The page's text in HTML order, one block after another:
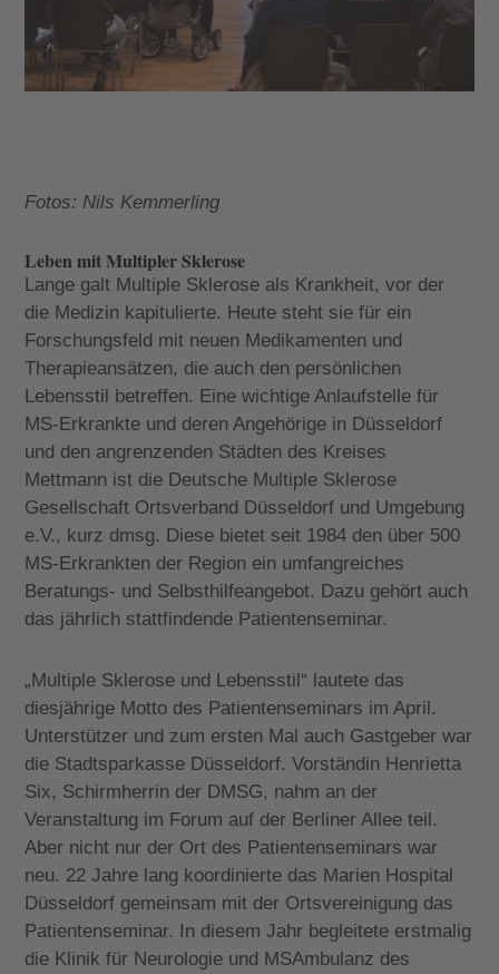
Fotos: Nils Kemmerling
Leben mit Multipler Sklerose
Lange galt Multiple Sklerose als Krankheit, vor der
die Medizin kapitulierte. Heute steht sie für ein
Forschungsfeld mit neuen Medikamenten und
Therapieansätzen, die auch den persönlichen
Lebensstil betreffen. Eine wichtige Anlaufstelle für
MS-Erkrankte und deren Angehörige in Düsseldorf
und den angrenzenden Städten des Kreises
Mettmann ist die Deutsche Multiple Sklerose
Gesellschaft Ortsverband Düsseldorf und Umgebung
e.V., kurz dmsg. Diese bietet seit 1984 den über 500
MS-Erkrankten der Region ein umfangreiches
Beratungs- und Selbsthilfeangebot. Dazu gehört auch
das jährlich stattfindende Patientenseminar.
„Multiple Sklerose und Lebensstil“ lautete das
diesjährige Motto des Patientenseminars im April.
Unterstützer und zum ersten Mal auch Gastgeber war
die Stadtsparkasse Düsseldorf. Vorständin Henrietta
Six, Schirmherrin der DMSG, nahm an der
Veranstaltung im Forum auf der Berliner Allee teil.
Aber nicht nur der Ort des Patientenseminars war
neu. 22 Jahre lang koordinierte das Marien Hospital
Düsseldorf gemeinsam mit der Ortsvereinigung das
Patientenseminar. In diesem Jahr begleitete erstmalig
die Klinik für Neurologie und MSAmbulanz des